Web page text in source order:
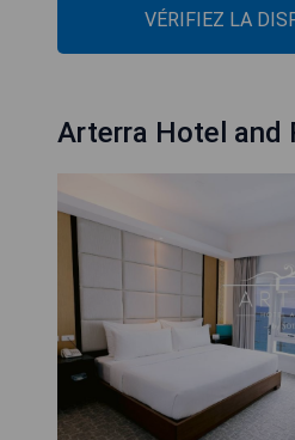
VÉRIFIEZ LA
Arterra Hotel and